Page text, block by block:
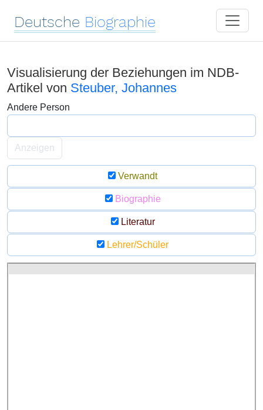
Deutsche Biographie
Visualisierung der Beziehungen im NDB-
Artikel von Steuber, Johannes
Andere Person
Anzeigen
Verwandt
Biographie
Literatur
Lehrer/Schüler